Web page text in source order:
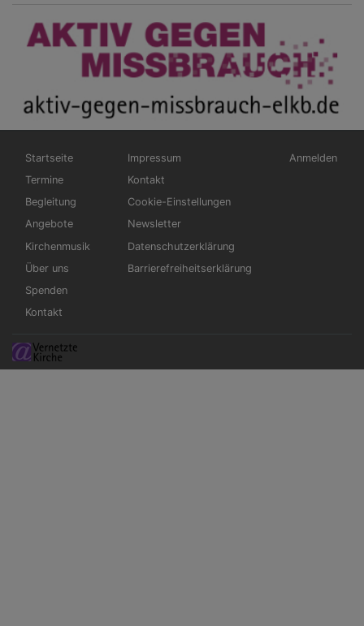
Hauptnavigation
Startseite
Termine
Begleitung
Angebote
Kirchenmusik
Über uns
Spenden
Kontakt
Fußbereichsmenü
Impressum
Kontakt
Cookie-Einstellungen
Newsletter
Datenschutzerklärung
Barrierefreiheitserklärung
Anmelden